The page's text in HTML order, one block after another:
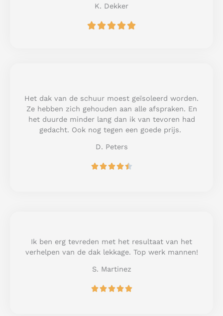
K. Dekker
R
u
t
o
f
Het dak van de schuur moest geïsoleerd worden.
Ze hebben zich gehouden aan alle afspraken. En
het duurde minder lang dan ik van tevoren had
gedacht. Ook nog tegen een goede prijs.
D. Peters

f
Ik ben erg tevreden met het resultaat van het
verhelpen van de dak lekkage. Top werk mannen!
S. Martinez
R